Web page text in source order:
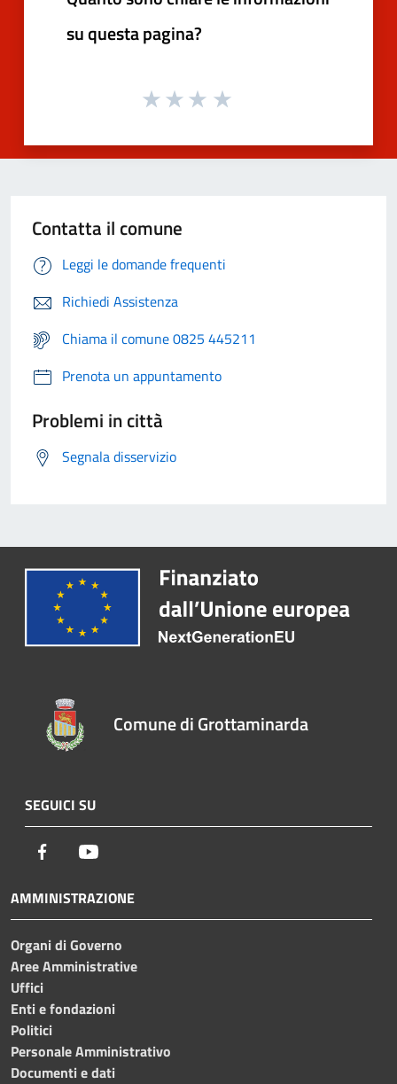
su questa pagina?
Contatta il comune
Leggi le domande frequenti
Richiedi Assistenza
Chiama il comune 0825 445211
Prenota un appuntamento
Problemi in città
Segnala disservizio
Comune di Grottaminarda
SEGUICI SU
Facebook
AMMINISTRAZIONE
Organi di Governo
Aree Amministrative
Uffici
Enti e fondazioni
Politici
Personale Amministrativo
Documenti e dati